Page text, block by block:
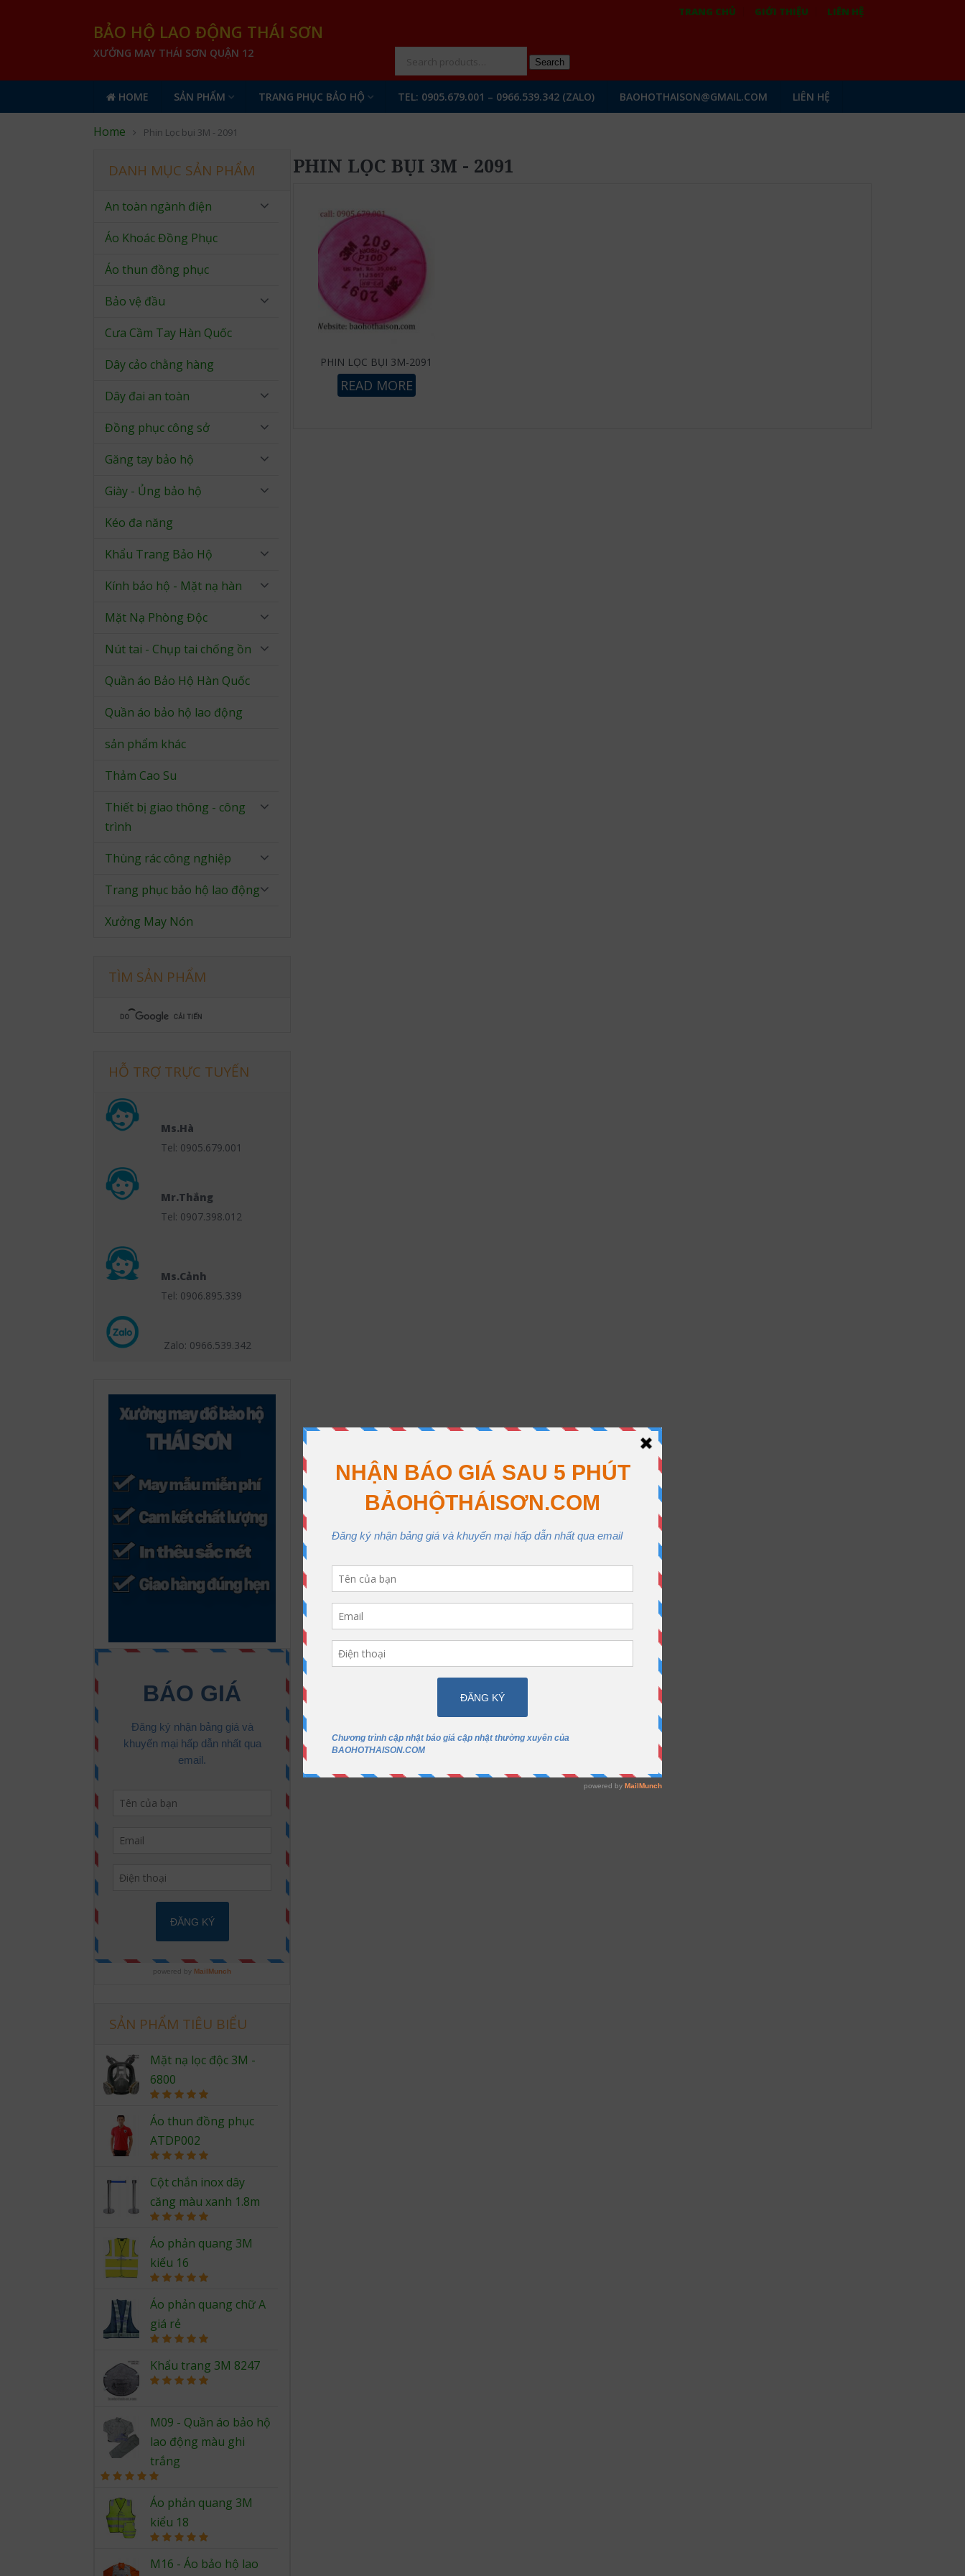
TRANG CHỦ GIỚI THIỆU LIÊN HỆ
BẢO HỘ LAO ĐỘNG THÁI SƠN
XƯỞNG MAY THÁI SƠN QUẬN 12
Search
HOME SẢN PHẨM TRANG PHỤC BẢO HỘ TEL: 0905.679.001 – 0966.539.342 (ZALO) BAOHOTHAISON@GMAIL.COM LIÊN HỆ
Home Phin Lọc bụi 3M - 2091
PHIN LỌC BỤI 3M - 2091
PHIN LỌC BỤI 3M-2091
READ MORE
DANH MỤC SẢN PHẨM
An toàn ngành điện
Áo Khoác Đồng Phục
Áo thun đồng phục
Bảo vệ đầu
Cưa Cầm Tay Hàn Quốc
Dây cảo chằng hàng
Dây đai an toàn
Đồng phục công sở
Găng tay bảo hộ
Giày - Ủng bảo hộ
Kéo đa năng
Khẩu Trang Bảo Hộ
Kính bảo hộ - Mặt nạ hàn
Mặt Nạ Phòng Độc
Nút tai - Chụp tai chống ồn
Quần áo Bảo Hộ Hàn Quốc
Quần áo bảo hộ lao động
sản phẩm khác
Thảm Cao Su
Thiết bị giao thông - công
trình
Thùng rác công nghiệp
Trang phục bảo hộ lao động
Xưởng May Nón
TÌM SẢN PHẨM
HỖ TRỢ TRỰC TUYẾN
Ms.Hà
Tel: 0905.679.001
Mr.Thắng
Tel: 0907.398.012
Ms.Cảnh
Tel: 0906.895.339
Zalo: 0966.539.342
SẢN PHẨM TIÊU BIỂU
Mặt nạ lọc độc 3M -
6800
out of 5
Áo thun đồng phục
ATDP002
out of 5
Cột chắn inox dây
căng màu xanh 1.8m
out of 5
Áo phản quang 3M
kiểu 16
out of 5
Áo phản quang chữ A
giá rẻ
out of 5
Khẩu trang 3M 8247
M09 - Quần áo bảo hộ
lao động màu ghi
trắng
out of 5
Áo phản quang 3M
kiểu 18
out of 5
M16 - Áo bảo hộ lao